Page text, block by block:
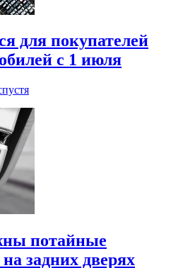
для покупателей
с 1 июля
потайные
задних дверях